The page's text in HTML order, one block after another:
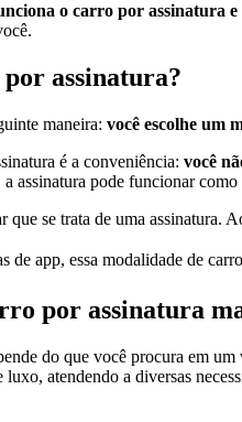
o carro por assinatura e
assinatura?
maneira: você escolhe um
é a conveniência: você
assinatura pode funcionar
que se trata de uma
de app, essa modalidade de
por assinatura
do que você procura em
luxo, atendendo a diversas